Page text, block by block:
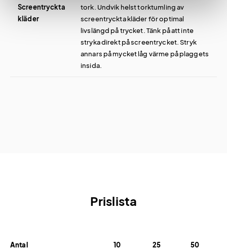
Screentryckta
kläder
tork. Undvik helst torktumling av
screentryckta kläder för optimal
livslängd på trycket. Tänk på att inte
stryka direkt på screentrycket. Stryk
annars på mycket låg värme på plaggets
insida.
Prislista
Antal 10 25 50